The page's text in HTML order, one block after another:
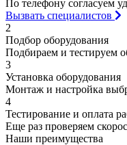
По телефону согласуем
Вызвать специалистов
2
Подбор оборудования
Подбираем и тестируем
3
Установка оборудования
Монтаж и настройка
4
Тестирование и оплата
Еще раз проверяем
Наши преимущества